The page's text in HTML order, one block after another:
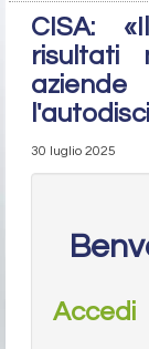
CISA:
risultati
30 luglio 2025
Accedi